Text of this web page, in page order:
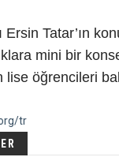
Ersin Tatar’ın
mini bir
lise öğrencileri
tr